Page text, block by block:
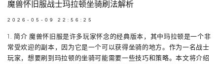
魔兽怀旧服战士玛拉顿坐骑刷法解析
2026-05-09 22:56:25
1. 简介 魔兽怀旧服是许多玩家怀念的经典版本，其中玛拉顿是一个非
常受欢迎的副本，因为它是一个可以获得坐骑的地方。作为一名战士
玩家，想要刷到玛拉顿的坐骑可能需要一些技巧和策略。本文将介绍